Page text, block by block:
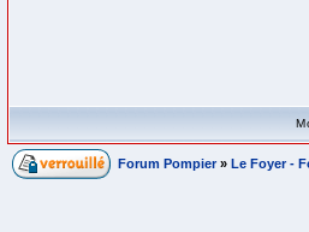
Forum Pompier » Le Foyer -